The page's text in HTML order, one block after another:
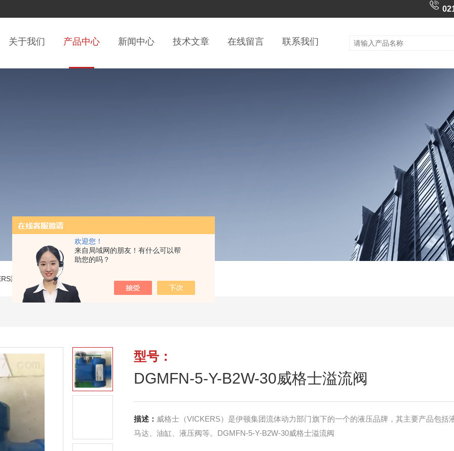
欢迎您！
来自局域网的朋友！有什么可以帮
助您的吗？
关于我们 产品中心 新闻中心 技术文章 在线留言 联系我们
液压阀 >DGMFN-5-Y-B2W-30威格士溢流阀
型号：
DGMFN-5-Y-B2W-30威格士溢流阀
描述： 威格士（VICKERS）是伊顿集团流体动力部门旗下的一个的液压品牌，其主要产品包括
马达、油缸、液压阀等。DGMFN-5-Y-B2W-30威格士溢流阀